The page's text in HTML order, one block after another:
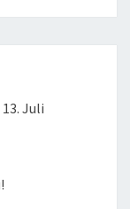
Juli